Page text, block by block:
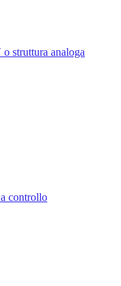
struttura analoga
controllo